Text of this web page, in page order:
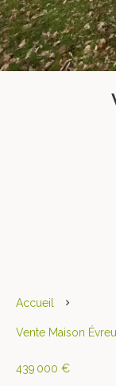
Accueil
Vente Maison
439 000 €